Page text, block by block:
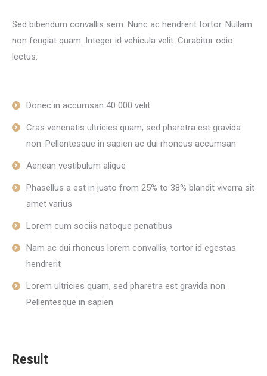
Sed bibendum convallis sem. Nunc ac hendrerit tortor. Nullam
non feugiat quam. Integer id vehicula velit. Curabitur odio
lectus.
Donec in accumsan 40 000 velit
Cras venenatis ultricies quam, sed pharetra est gravida
non. Pellentesque in sapien ac dui rhoncus accumsan
Aenean vestibulum alique
Phasellus a est in justo from 25% to 38% blandit viverra sit
amet varius
Lorem cum sociis natoque penatibus
Nam ac dui rhoncus lorem convallis, tortor id egestas
hendrerit
Lorem ultricies quam, sed pharetra est gravida non.
Pellentesque in sapien
Result